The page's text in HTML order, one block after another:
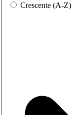
Crescente (A-Z)